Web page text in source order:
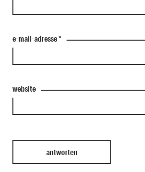
e-mail-adresse*
website